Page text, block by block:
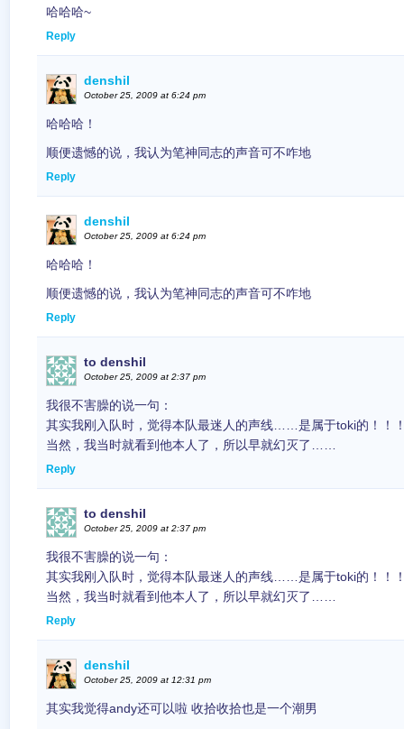
哈哈哈~
Reply
denshil
October 25, 2009 at 6:24 pm
哈哈哈！
顺便遗憾的说，我认为笔神同志的声音可不咋地
Reply
denshil
October 25, 2009 at 6:24 pm
哈哈哈！
顺便遗憾的说，我认为笔神同志的声音可不咋地
Reply
to denshil
October 25, 2009 at 2:37 pm
我很不害臊的说一句：
其实我刚入队时，觉得本队最迷人的声线……是属于toki的！！
当然，我当时就看到他本人了，所以早就幻灭了……
Reply
to denshil
October 25, 2009 at 2:37 pm
我很不害臊的说一句：
其实我刚入队时，觉得本队最迷人的声线……是属于toki的！！
当然，我当时就看到他本人了，所以早就幻灭了……
Reply
denshil
October 25, 2009 at 12:31 pm
其实我觉得andy还可以啦 收拾收拾也是一个潮男